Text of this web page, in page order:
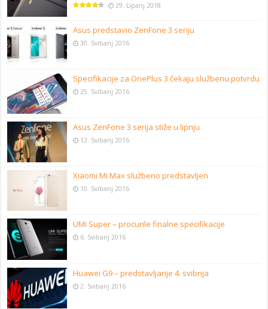
29. Lipanj 2018
Asus predstavio ZenFone 3 seriju
30. Svibanj 2016
Specifikacije za OnePlus 3 čekaju službenu potvrdu
25. Svibanj 2016
Asus ZenFone 3 serija stiže u lipnju
12. Svibanj 2016
Xiaomi Mi Max službeno predstavljen
10. Svibanj 2016
UMi Super – procurile finalne specifikacije
6. Svibanj 2016
Huawei G9 – predstavljanje 4. svibnja
2. Svibanj 2016